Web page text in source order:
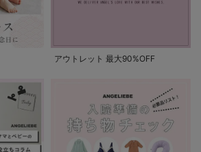
アウトレット 最大90%OFF